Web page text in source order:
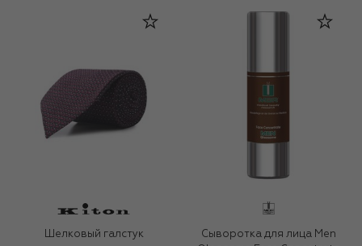
Шелковый галстук
Сыворотка для лица Men